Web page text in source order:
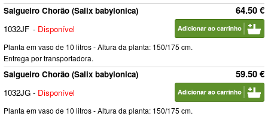
64.50 €
Salgueiro Chorão (Salix babylonica)
1032JF - Disponível
Planta em vaso de 10 litros - Altura da planta: 150/175 cm.
Entrega por transportadora.
59.50 €
Salgueiro Chorão (Salix babylonica)
1032JG - Disponível
Planta em vaso de 10 litros - Altura da planta: 150/175 cm.